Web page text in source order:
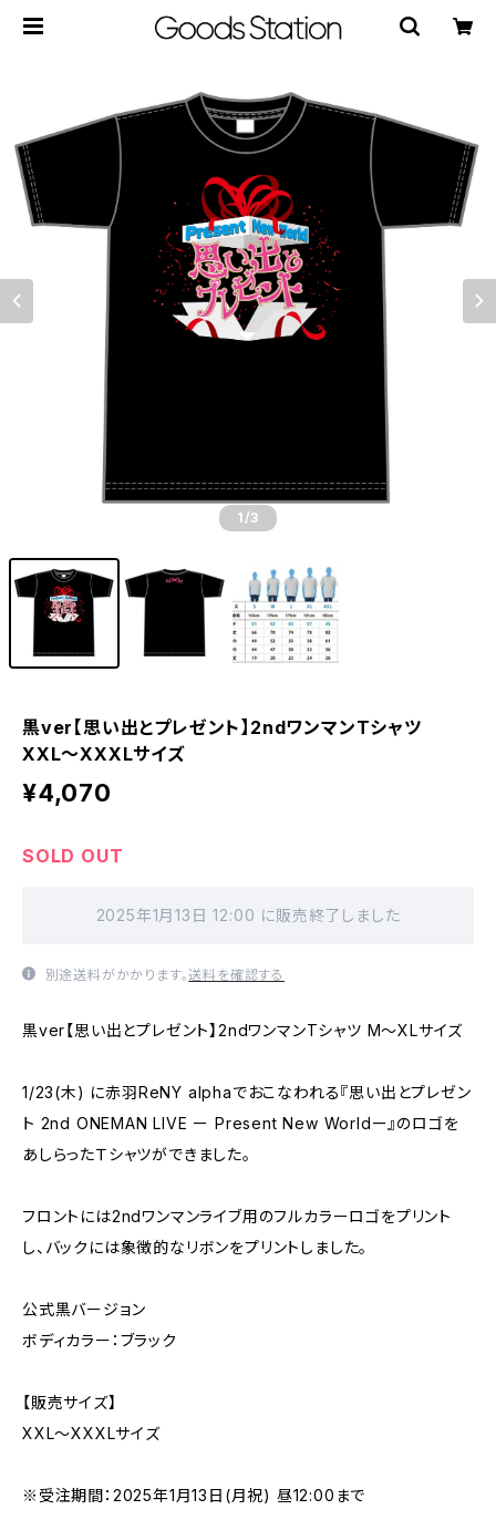
1 /3
黒ver【思い出とプレゼント】2ndワンマンTシャツ
XXL〜XXXLサイズ
¥4,070
SOLD OUT
2025年1月13日 12:00 に販売終了しました
別途送料がかかります。送料を確認する
黒ver【思い出とプレゼント】2ndワンマンTシャツ M〜XLサイズ
1/23(木) に赤羽ReNY alphaでおこなわれる『思い出とプレゼン
ト 2nd ONEMAN LIVE ー Present New Worldー』のロゴを
あしらったＴシャツができました。
フロントには2ndワンマンライブ用のフルカラーロゴをプリント
し、バックには象徴的なリボンをプリントしました。
公式黒バージョン
ボディカラー：ブラック
【販売サイズ】
XXL〜XXXLサイズ
※受注期間：2025年1月13日(月祝) 昼12:00まで